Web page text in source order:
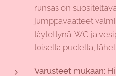
runsas on
jumppavaatteet
täytettynä. WC ja
toiselta puolelta,
Varusteet mukaan: